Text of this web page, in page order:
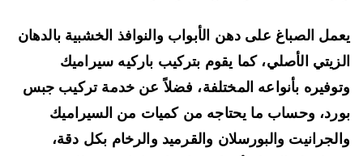
الصباغ على دهن الأبواب والنوافذ الخشبية بالدهان
الأصلي، كما يقوم بتركيب باركيه سيراميك
بأنواعه المختلفة، فضلاً عن خدمة تركيب جبس
وحساب ما يحتاجه من كميات من السيراميك
والبورسلان والقرميد والرخام بكل دقة،